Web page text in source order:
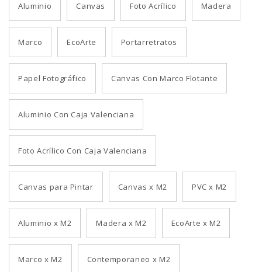
Aluminio Canvas Foto Acrílico Madera
Marco EcoArte Portarretratos
Papel Fotográfico Canvas Con Marco Flotante
Aluminio Con Caja Valenciana
Foto Acrílico Con Caja Valenciana
Canvas para Pintar Canvas x M2 PVC x M2
Aluminio x M2 Madera x M2 EcoArte x M2
Marco x M2 Contemporaneo x M2